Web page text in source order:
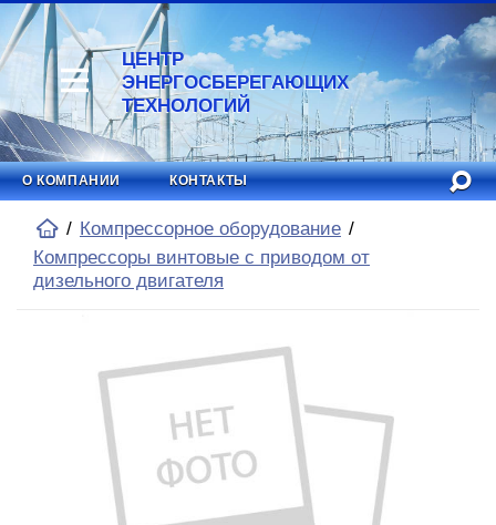
ЦЕНТР
ЭНЕРГОСБЕРЕГАЮЩИХ
ТЕХНОЛОГИЙ
О КОМПАНИИ КОНТАКТЫ
Компрессорное оборудование
Компрессоры винтовые с приводом от
дизельного двигателя